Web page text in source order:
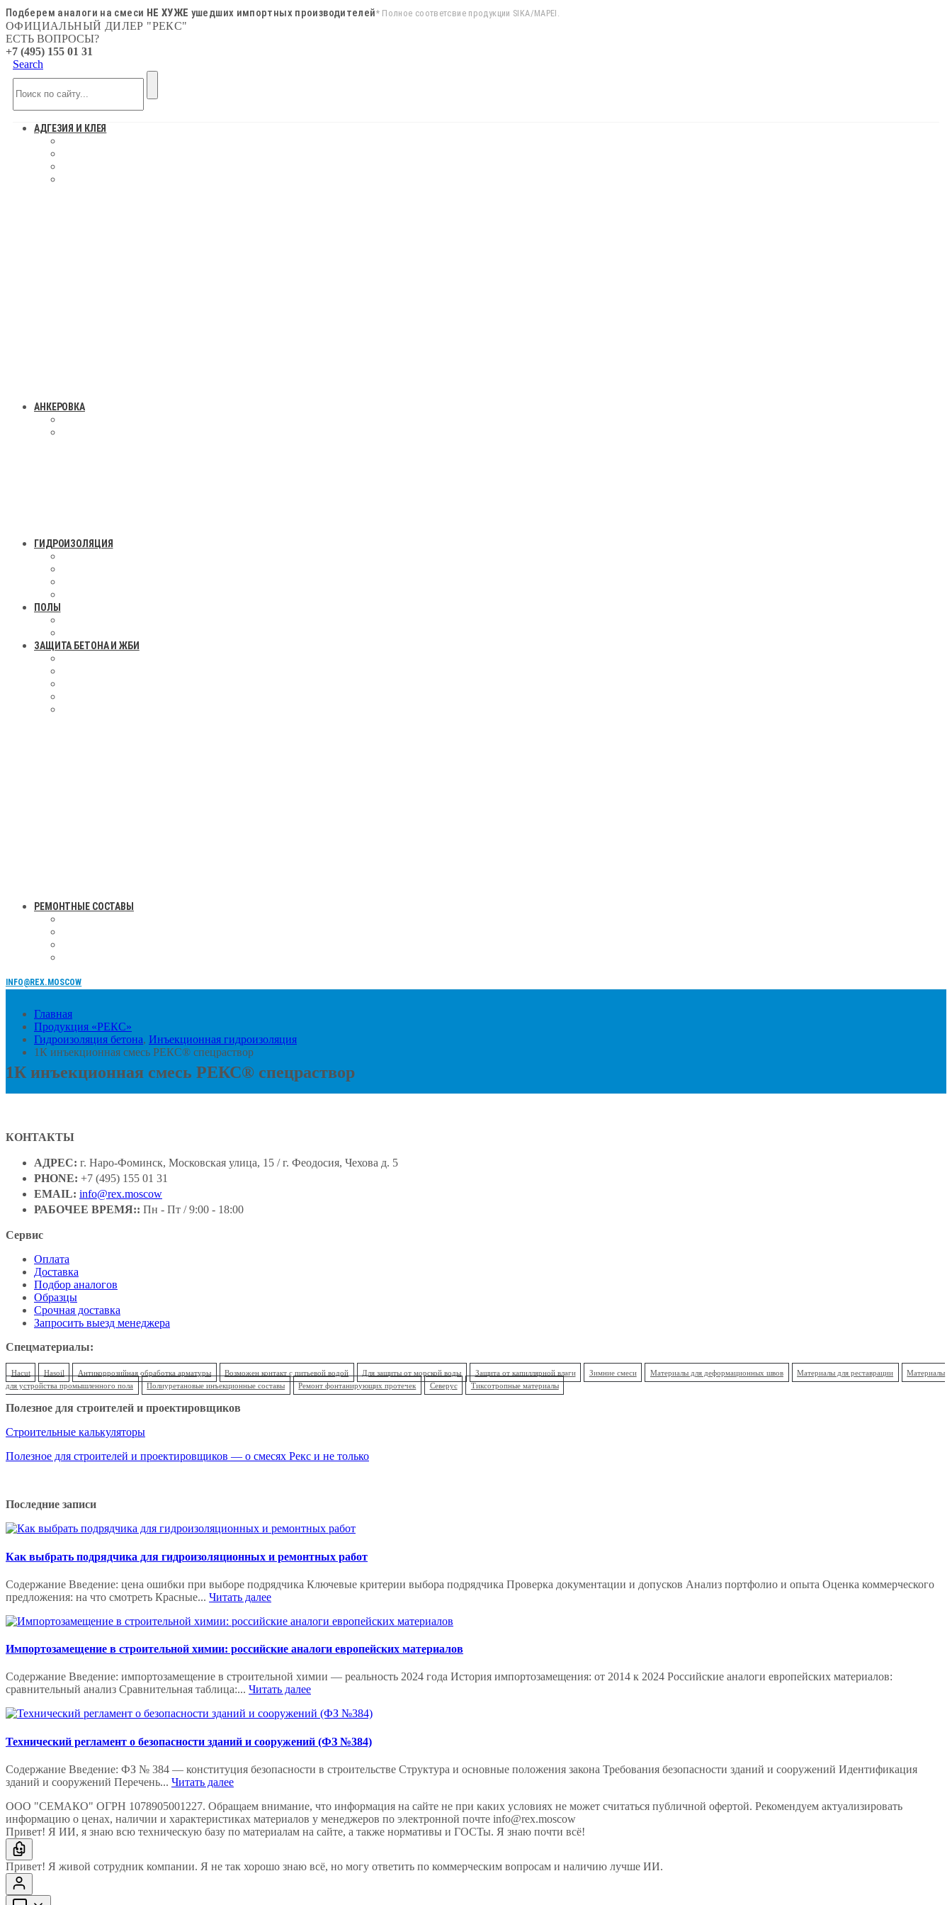
Подберем аналоги на смеси НЕ ХУЖЕ ушедших импортных производителей* Полное соответсвие продукции SIKA/MAPEI.
ОФИЦИАЛЬНЫЙ ДИЛЕР "РЕКС"
ЕСТЬ ВОПРОСЫ?
+7 (495) 155 01 31
Search
АДГЕЗИЯ И КЛЕЯ
АНКЕРОВКА
ГИДРОИЗОЛЯЦИЯ
ПОЛЫ
ЗАЩИТА БЕТОНА И ЖБИ
РЕМОНТНЫЕ СОСТАВЫ
INFO@REX.MOSCOW
Главная
Продукция «РЕКС»
Гидроизоляция бетона, Инъекционная гидроизоляция
1К инъекционная смесь РЕКС® спецраствор
1К инъекционная смесь РЕКС® спецраствор
КОНТАКТЫ
АДРЕС: г. Наро-Фоминск, Московская улица, 15 / г. Феодосия, Чехова д. 5
PHONE: +7 (495) 155 01 31
EMAIL: info@rex.moscow
РАБОЧЕЕ ВРЕМЯ:: Пн - Пт / 9:00 - 18:00
Сервис
Оплата
Доставка
Подбор аналогов
Образцы
Срочная доставка
Запросить выезд менеджера
Спецматериалы:
Hacut Hasoil Антикоррозийная обработка арматуры Возможен контакт с питьевой водой Для защиты от морской воды Защита от капиллярной влаги Зимние смеси Материалы для деформационных швов Материалы для реставрации
Материалы
для устройства промышленного пола
Полиуретановые инъекционные составы Ремонт фонтанирующих протечек Северус Тиксотропные материалы
Полезное для строителей и проектировщиков
Строительные калькуляторы
Полезное для строителей и проектировщиков — о смесях Рекс и не только
Последние записи
Как выбрать подрядчика для гидроизоляционных и ремонтных работ
Содержание Введение: цена ошибки при выборе подрядчика Ключевые критерии выбора подрядчика Проверка документации и допусков Анализ портфолио и опыта Оценка коммерческого
предложения: на что смотреть Красные... Читать далее
Импортозамещение в строительной химии: российские аналоги европейских материалов
Содержание Введение: импортозамещение в строительной химии — реальность 2024 года История импортозамещения: от 2014 к 2024 Российские аналоги европейских материалов:
сравнительный анализ Сравнительная таблица:... Читать далее
Технический регламент о безопасности зданий и сооружений (ФЗ №384)
Содержание Введение: ФЗ № 384 — конституция безопасности в строительстве Структура и основные положения закона Требования безопасности зданий и сооружений Идентификация
зданий и сооружений Перечень... Читать далее
ООО "СЕМАКО" ОГРН 1078905001227. Обращаем внимание, что информация на сайте не при каких условиях не может считаться публичной офертой. Рекомендуем актуализировать
информацию о ценах, наличии и характеристиках материалов у менеджеров по электронной почте info@rex.moscow
Привет! Я ИИ, я знаю всю техническую базу по материалам на сайте, а также нормативы и ГОСТы. Я знаю почти всё!
Привет! Я живой сотрудник компании. Я не так хорошо знаю всё, но могу ответить по коммерческим вопросам и наличию лучше ИИ.